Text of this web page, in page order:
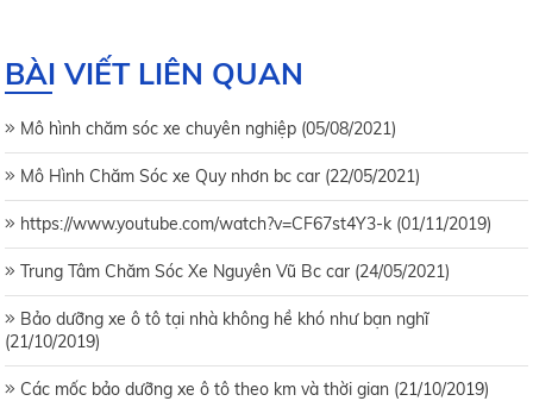
BÀI VIẾT LIÊN QUAN
Mô hình chăm sóc xe chuyên nghiệp (05/08/2021)
Mô Hình Chăm Sóc xe Quy nhơn bc car (22/05/2021)
https://www.youtube.com/watch?v=CF67st4Y3-k (01/11/2019)
Trung Tâm Chăm Sóc Xe Nguyên Vũ Bc car (24/05/2021)
Bảo dưỡng xe ô tô tại nhà không hề khó như bạn nghĩ
(21/10/2019)
Các mốc bảo dưỡng xe ô tô theo km và thời gian (21/10/2019)